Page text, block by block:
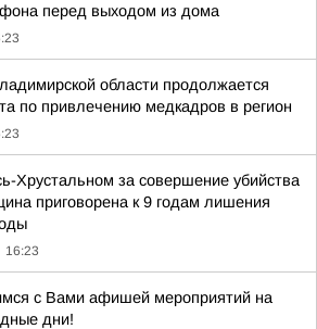
перед выходом из дома
области продолжается
по привлечению медкадров в регион
Хрустальном за совершение убийства
приговорена к 9 годам лишения
16:23
с Вами афишей мероприятий на
дни!